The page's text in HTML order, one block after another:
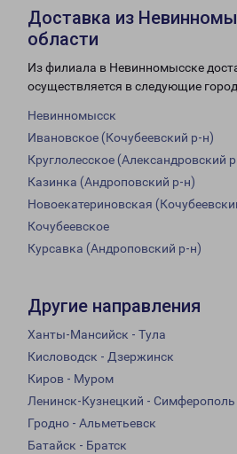
Доставка из
области
Из филиала в Невинномысске
осуществляется в следующие
Невинномысск
Ивановское (Кочубеевский р-н)
Круглолесское (Александровский
Казинка (Андроповский р-н)
Новоекатериновская
Кочубеевское
Курсавка (Андроповский р-н)
Другие направления
Ханты-Мансийск - Тула
Кисловодск - Дзержинск
Киров - Муром
Ленинск-Кузнецкий - Симферополь
Гродно - Альметьевск
Батайск - Братск